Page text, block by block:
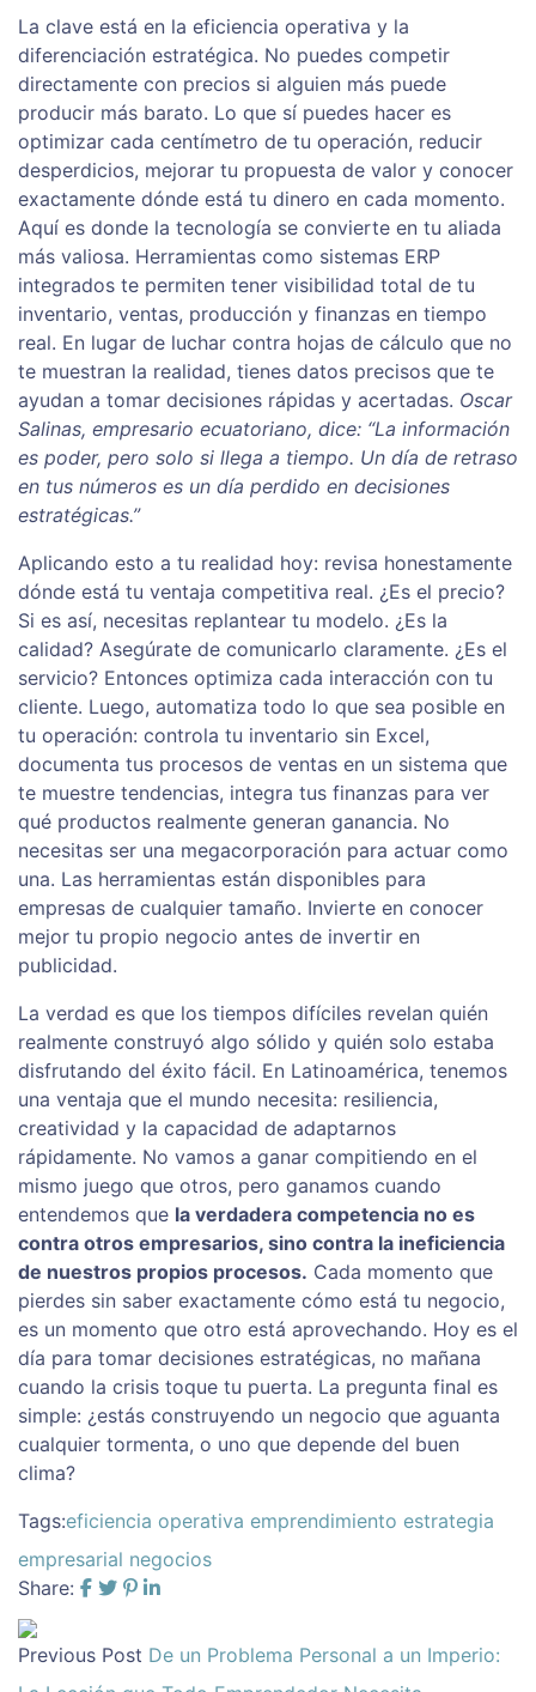
La clave está en la eficiencia operativa y la
diferenciación estratégica. No puedes competir
directamente con precios si alguien más puede
producir más barato. Lo que sí puedes hacer es
optimizar cada centímetro de tu operación, reducir
desperdicios, mejorar tu propuesta de valor y conocer
exactamente dónde está tu dinero en cada momento.
Aquí es donde la tecnología se convierte en tu aliada
más valiosa. Herramientas como sistemas ERP
integrados te permiten tener visibilidad total de tu
inventario, ventas, producción y finanzas en tiempo
real. En lugar de luchar contra hojas de cálculo que no
te muestran la realidad, tienes datos precisos que te
ayudan a tomar decisiones rápidas y acertadas. Oscar
Salinas, empresario ecuatoriano, dice: “La información
es poder, pero solo si llega a tiempo. Un día de retraso
en tus números es un día perdido en decisiones
estratégicas.”
Aplicando esto a tu realidad hoy: revisa honestamente
dónde está tu ventaja competitiva real. ¿Es el precio?
Si es así, necesitas replantear tu modelo. ¿Es la
calidad? Asegúrate de comunicarlo claramente. ¿Es el
servicio? Entonces optimiza cada interacción con tu
cliente. Luego, automatiza todo lo que sea posible en
tu operación: controla tu inventario sin Excel,
documenta tus procesos de ventas en un sistema que
te muestre tendencias, integra tus finanzas para ver
qué productos realmente generan ganancia. No
necesitas ser una megacorporación para actuar como
una. Las herramientas están disponibles para
empresas de cualquier tamaño. Invierte en conocer
mejor tu propio negocio antes de invertir en
publicidad.
La verdad es que los tiempos difíciles revelan quién
realmente construyó algo sólido y quién solo estaba
disfrutando del éxito fácil. En Latinoamérica, tenemos
una ventaja que el mundo necesita: resiliencia,
creatividad y la capacidad de adaptarnos
rápidamente. No vamos a ganar compitiendo en el
mismo juego que otros, pero ganamos cuando
entendemos que la verdadera competencia no es
contra otros empresarios, sino contra la ineficiencia
de nuestros propios procesos. Cada momento que
pierdes sin saber exactamente cómo está tu negocio,
es un momento que otro está aprovechando. Hoy es el
día para tomar decisiones estratégicas, no mañana
cuando la crisis toque tu puerta. La pregunta final es
simple: ¿estás construyendo un negocio que aguanta
cualquier tormenta, o uno que depende del buen
clima?
Tags:eficiencia operativa emprendimiento estrategia
empresarial negocios
Share:
Previous Post De un Problema Personal a un Imperio: